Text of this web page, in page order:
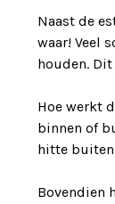
Naast de
waar! Veel
houden.
Hoe werkt
binnen of
hitte buiten
Bovendien